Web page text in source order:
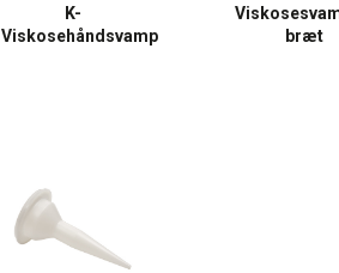
K-
Viskosehåndsvamp
bræt